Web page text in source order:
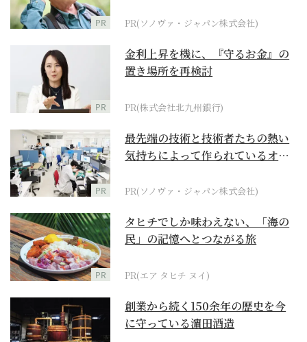
PR PR(ソノヴァ・ジャパン株式会社)
PR
金利上昇を機に、『守るお金』の
置き場所を再検討
PR(株式会社北九州銀行)
PR
最先端の技術と技術者たちの熱い
気持ちによって作られているオー
PR(ソノヴァ・ジャパン株式会社)
PR
タヒチでしか味わえない、「海の
民」の記憶へとつながる旅
PR(エア タヒチ ヌイ)
創業から続く150余年の歴史を今
に守っている濵田酒造